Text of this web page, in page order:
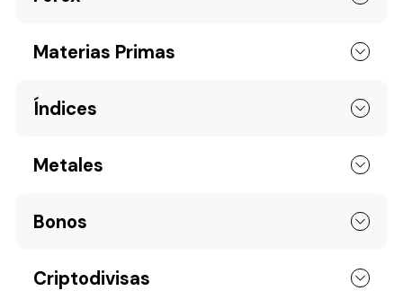
Materias Primas
Índices
Metales
Bonos
Criptodivisas